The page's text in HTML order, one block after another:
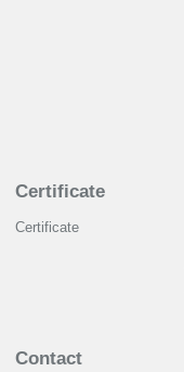
Certificate
Certificate
Contact